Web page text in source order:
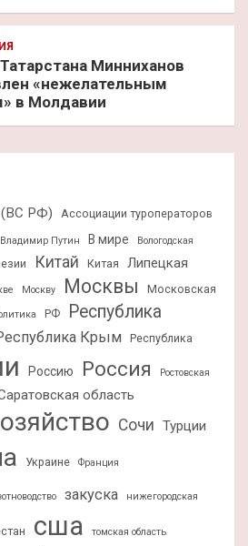
Минниханов
«нежелательным
в Молдавии
РФ)
Ассоциации туроператоров
Владимир Путин В мире
Вологодская
Китай Китая
Липецкая
Москву Москвы
Московская
РФ
Республика
Крым Республика
Россию Россия
Ростовская
область
Сочи Турции
Украине Франция
закуска нижегородская
сша томская область